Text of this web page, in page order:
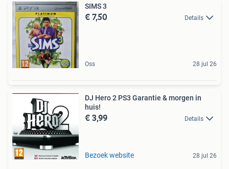
SIMS 3
€ 7,50 Details
Oss 28 jul 26
DJ Hero 2 PS3 Garantie & morgen in
huis!
€ 3,99 Details
Bezoek website 28 jul 26